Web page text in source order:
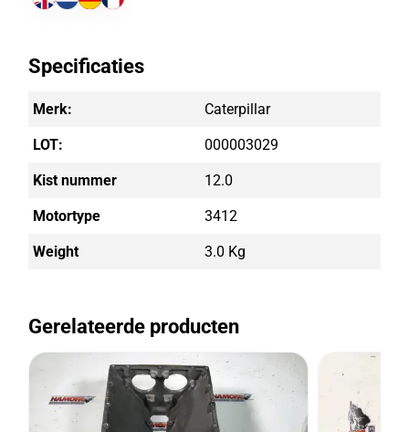
Specificaties
Merk: Caterpillar
LOT: 000003029
Kist nummer 12.0
Motortype 3412
Weight 3.0 Kg
Gerelateerde producten